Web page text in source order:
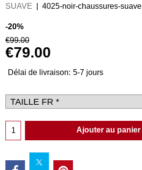
SUAVE 4025-noir-chaussures-suave
-20%
€99.00
€79.00
Délai de livraison: 5-7 jours
Ajouter au panier